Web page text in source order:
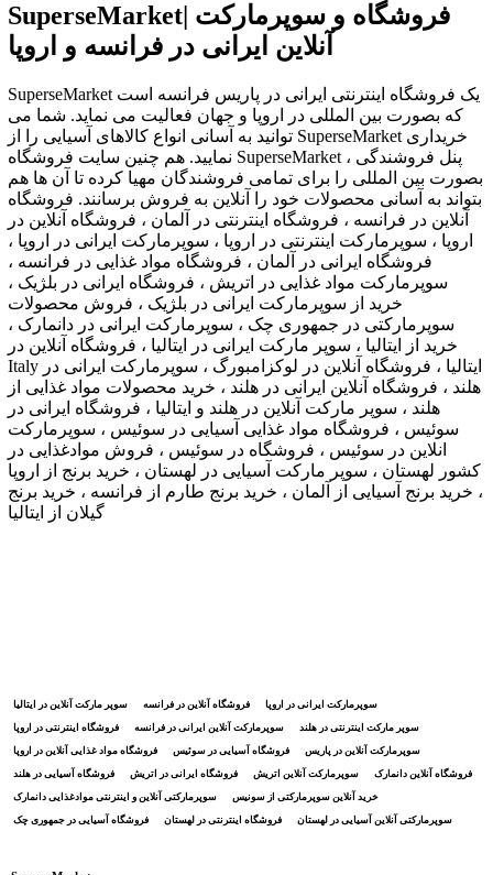
SuperseMarket| فروشگاه و سوپرمارکت
آنلاین ایرانی در فرانسه و اروپا
SuperseMarket یک فروشگاه اینترنتی ایرانی در پاریس فرانسه است
که بصورت بین المللی در اروپا و جهان فعالیت می نماید. شما می
توانید به آسانی انواع کالاهای آسیایی را از SuperseMarket خریداری
نمایید. هم چنین سایت فروشگاه SuperseMarket ، پنل فروشندگی
بصورت بین المللی را برای تمامی فروشندگان مهیا کرده تا آن ها هم
بتواند به آسانی محصولات خود را آنلاین به فروش برسانند. فروشگاه
آنلاین در فرانسه ، فروشگاه اینترنتی در آلمان ، فروشگاه آنلاین در
اروپا ، سوپرمارکت اینترنتی در اروپا ، سوپرمارکت ایرانی در اروپا ،
فروشگاه ایرانی در آلمان ، فروشگاه مواد غذایی در فرانسه ،
سوپرمارکت مواد غذایی در اتریش ، فروشگاه ایرانی در بلژیک ،
خرید از سوپرمارکت ایرانی در بلژیک ، فروش محصولات
سوپرمارکتی در جمهوری چک ، سوپرمارکت ایرانی در دانمارک ،
خرید از ایتالیا ، سوپر مارکت ایرانی در ایتالیا ، فروشگاه آنلاین در
Italy ایتالیا ، فروشگاه آنلاین در لوکزامبورگ ، سوپرمارکت ایرانی در
هلند ، فروشگاه آنلاین ایرانی در هلند ، خرید محصولات مواد غذایی از
هلند ، سوپر مارکت آنلاین در هلند و ایتالیا ، فروشگاه ایرانی در
سوئیس ، فروشگاه مواد غذایی آسیایی در سوئیس ، سوپرمارکت
انلاین در سوئیس ، فروشگاه در سوئیس ، فروش موادغذایی در
کشور لهستان ، سوپر مارکت آسیایی در لهستان ، خرید برنج از اروپا
، خرید برنج آسیایی از آلمان ، خرید برنج طارم از فرانسه ، خرید برنج
گیلان از ایتالیا
سوپر مارکت آنلاین در ایتالیا فروشگاه آنلاین در فرانسه سوپرمارکت ایرانی در اروپا
فروشگاه اینترنتی در اروپا سوپرمارکت آنلاین ایرانی در فرانسه سوپر مارکت اینترنتی در هلند
فروشگاه مواد غذایی آنلاین در اروپا فروشگاه آسیایی در سوئیس سوپرمارکت آنلاین در پاریس
فروشگاه آسیایی در هلند فروشگاه ایرانی در اتریش سوپرمارکت آنلاین اتریش فروشگاه آنلاین دانمارک
سوپرمارکتی آنلاین و اینترنتی موادغذایی دانمارک خرید آنلاین سوپرمارکتی از سونیس
فروشگاه آسیایی در جمهوری چک فروشگاه اینترنتی در لهستان سوپرمارکتی آنلاین آسیایی در لهستان